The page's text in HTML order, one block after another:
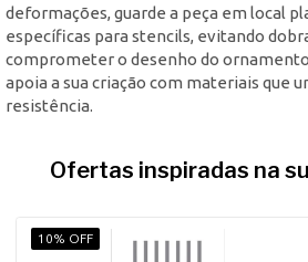
deformações, guarde a peça em local
específicas para stencils, evitando
comprometer o desenho do ornamento
apoia a sua criação com materiais que
resistência.
Ofertas inspiradas na
10% OFF